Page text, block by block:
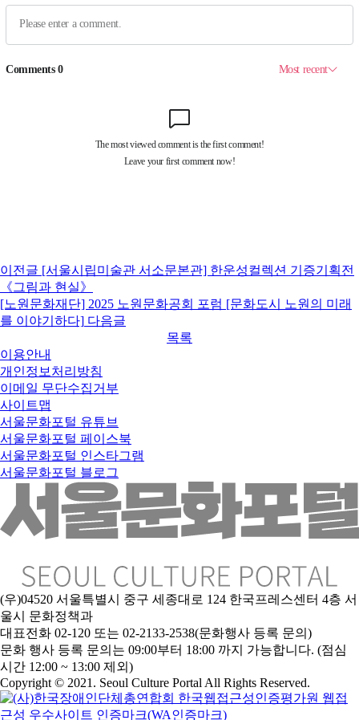
이전글 [서울시립미술관 서소문본관] 한운성컬렉션 기증기획전
《그림과 현실》
[노원문화재단] 2025 노원문화공회 포럼 [문화도시 노원의 미래
를 이야기하다] 다음글
목록
이용안내
개인정보처리방침
이메일 무단수집거부
사이트맵
서울문화포털 유튜브
서울문화포털 페이스북
서울문화포털 인스타그램
서울문화포털 블로그
(우)04520 서울특별시 중구 세종대로 124 한국프레스센터 4층 서
울시 문화정책과
대표전화 02-120 또는 02-2133-2538(문화행사 등록 문의)
문화 행사 등록 문의는 09:00부터 18:00 까지 가능합니다. (점심
시간 12:00 ~ 13:00 제외)
Copyright © 2021. Seoul Culture Portal All Rights Reserved.